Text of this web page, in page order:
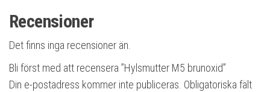
Recensioner
Det finns inga recensioner än.
Bli först med att recensera ”Hylsmutter M5 brunoxid”
Din e-postadress kommer inte publiceras. Obligatoriska fält